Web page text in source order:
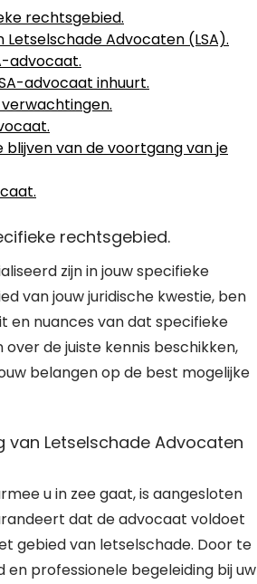
rechtsgebied.
Advocaten (LSA).
advocaat.
advocaat inhuurt.
van de voortgang van je
rechtsgebied.
zijn in jouw specifieke
van jouw juridische kwestie, ben
en nuances van dat specifieke
de juiste kennis beschikken,
belangen op de best mogelijke
Letselschade Advocaten
u in zee gaat, is aangesloten
dat de advocaat voldoet
gebied van letselschade. Door te
professionele begeleiding bij uw